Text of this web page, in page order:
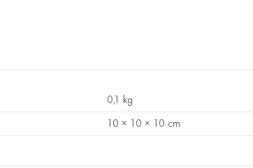
0,1 kg
10 × 10 × 10 cm